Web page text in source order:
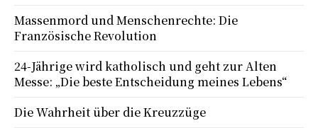
Massenmord und Menschenrechte: Die
Französische Revolution
24-Jährige wird katholisch und geht zur Alten
Messe: „Die beste Entscheidung meines Lebens“
Die Wahrheit über die Kreuzzüge